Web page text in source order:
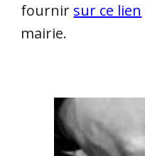
fournir sur ce lien
mairie.